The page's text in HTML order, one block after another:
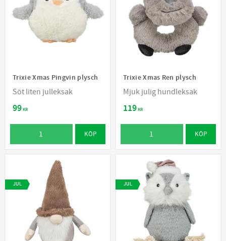
Trixie Xmas Pingvin plysch
Söt liten julleksak
99KR
KÖP
Trixie Xmas Ren plysch
Mjuk julig hundleksak
119KR
KÖP
JUL JUL